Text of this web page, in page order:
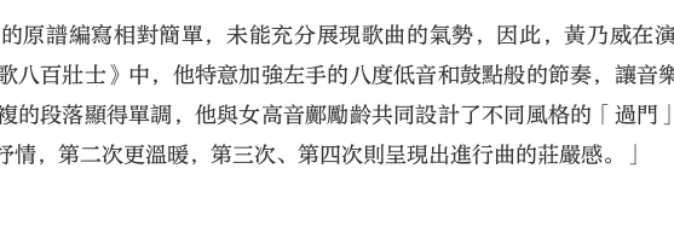
原譜編寫相對簡單，未能充分展現歌曲的氣勢，因此，黃乃威在
八百壯士》中，他特意加強左手的八度低音和鼓點般的節奏，讓音
的段落顯得單調，他與女高音鄺勵齡共同設計了不同風格的「過門
情，第二次更溫暖，第三次、第四次則呈現出進行曲的莊嚴感。」